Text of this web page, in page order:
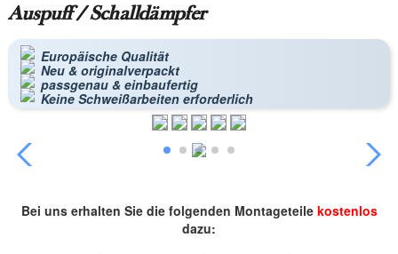
Auspuff / Schalldämpfer
Europäische Qualität
Neu & originalverpackt
passgenau & einbaufertig
Keine Schweißarbeiten erforderlich
Bei uns erhalten Sie die folgenden Montageteile kostenlos
dazu: